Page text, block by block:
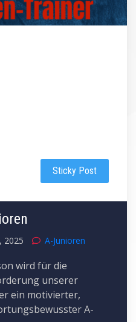
Sticky Post
2025 A-Junioren
wird für die
unserer
ein motivierter,
A-